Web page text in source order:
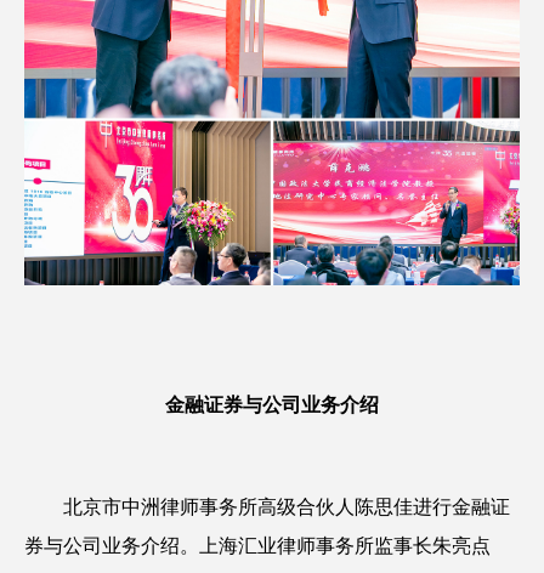
金融证券与公司业务介绍
北京市中洲律师事务所高级合伙人陈思佳进行金融证
券与公司业务介绍。上海汇业律师事务所监事长朱亮点